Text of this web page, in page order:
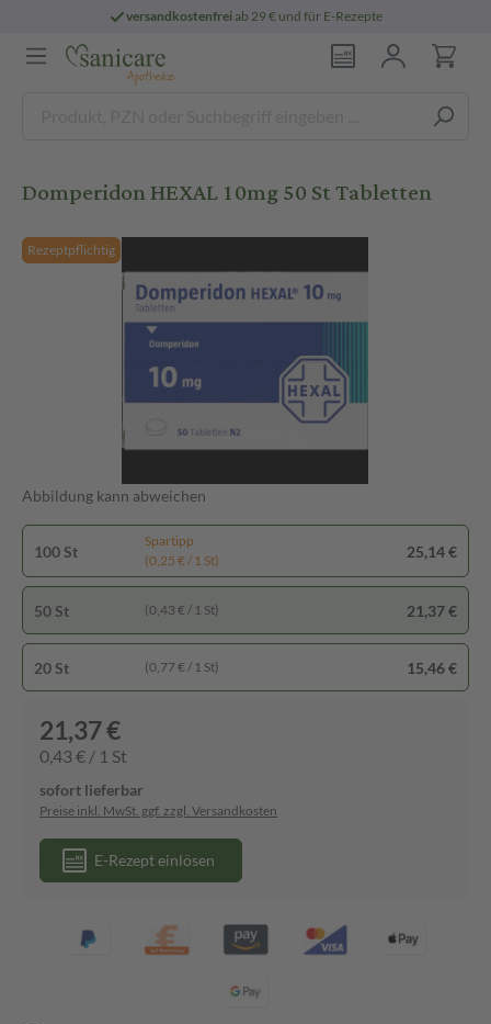
versandkostenfreiab 29 € und für E-Rezepte
Domperidon HEXAL 10mg 50 St Tabletten
Rezeptpflichtig
Abbildung kann abweichen
100 St
Spartipp
(0,25 € / 1 St)
25,14 €
50 St (0,43 € / 1 St) 21,37 €
20 St (0,77 € / 1 St) 15,46 €
21,37 €
0,43 € / 1 St
sofort lieferbar
Preise inkl. MwSt. ggf. zzgl. Versandkosten
E-Rezept einlösen